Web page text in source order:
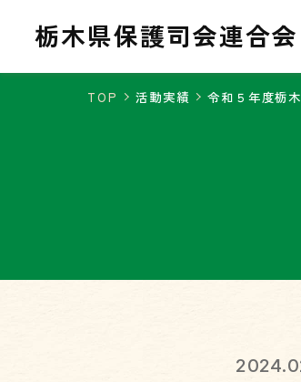
栃木県保護司会連合会
栃木県保護司会連合会
TOP 活動実績 令和５年度栃